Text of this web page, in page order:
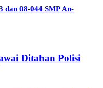
dan 08-044 SMP An-
Ditahan Polisi